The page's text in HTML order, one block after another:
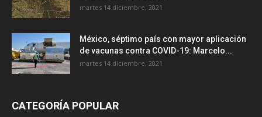
martes 14 diciembre, 2021
México, séptimo país con mayor aplicación
de vacunas contra COVID-19: Marcelo...
martes 14 diciembre, 2021
CATEGORÍA POPULAR